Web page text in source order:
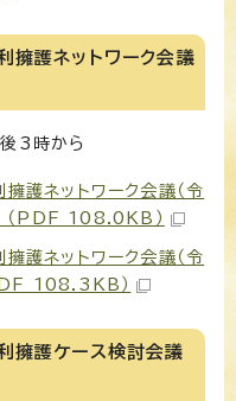
擁護ネットワーク会議
3時から
護ネットワーク会議（令
PDF 108.0KB）
護ネットワーク会議（令
108.3KB）
擁護ケース検討会議